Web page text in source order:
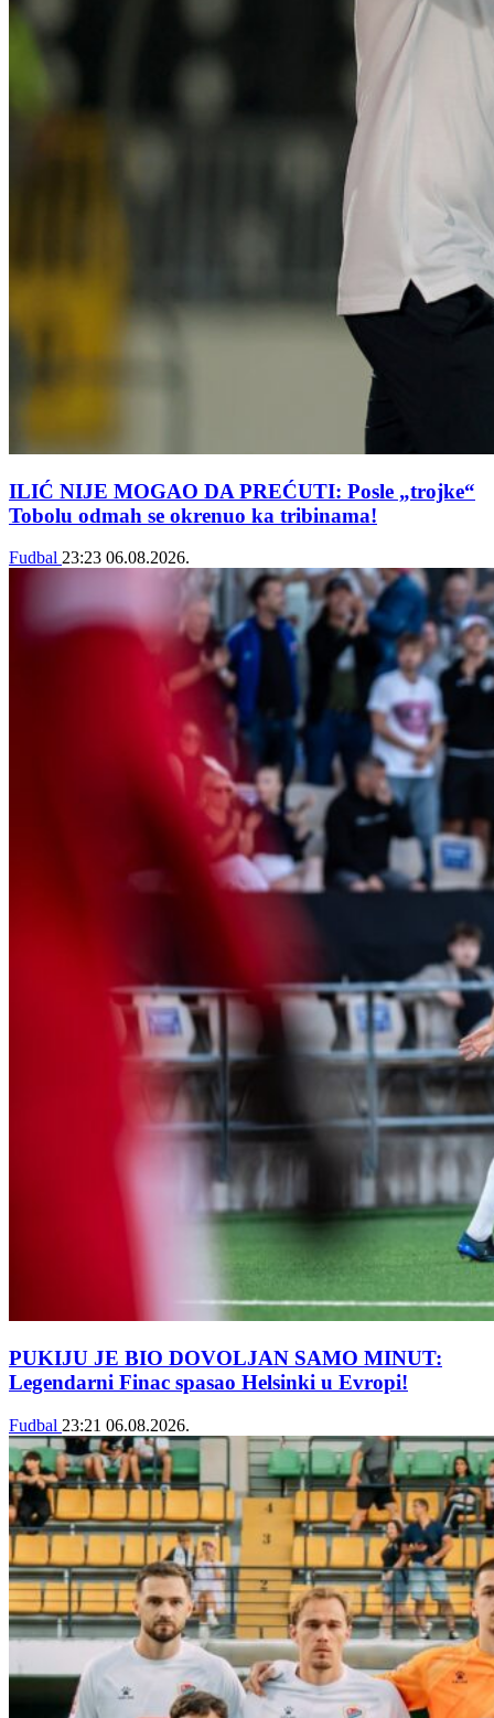
ILIĆ NIJE MOGAO DA PREĆUTI: Posle „trojke“
Tobolu odmah se okrenuo ka tribinama!
Fudbal 23:23 06.08.2026.
PUKIJU JE BIO DOVOLJAN SAMO MINUT:
Legendarni Finac spasao Helsinki u Evropi!
Fudbal 23:21 06.08.2026.